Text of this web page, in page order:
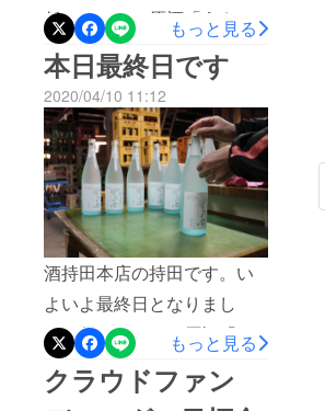
定を繰り上げて皆様方のお
手元に「うさぎ雲」をお届
けします。酒持田本店 持
田 祐輔
低アルコール原酒「うさぎ
雲」のクラウドファンディ
ング。お蔭様で昨日、募集
を終えました。142名もの
方々に支援をいただきまし
た。改めて御礼申し上げま
す。日一日と状況は悪く
なっていますが、半年後に
はまた酒造りが始まりま
す。このチャレンジの達成
感を胸に、杜氏はじめ蔵人
たち、瓶詰めやラベル貼
り、事務や営業の従業員た
もっと見る
本日最終日です
2020/04/10 11:12
酒持田本店の持田です。い
よいよ最終日となりまし
た。低アルコール原酒「う
さぎ雲」チャレンジも残す
ところ今日一日、後13時間
もっと見る
クラウドファン